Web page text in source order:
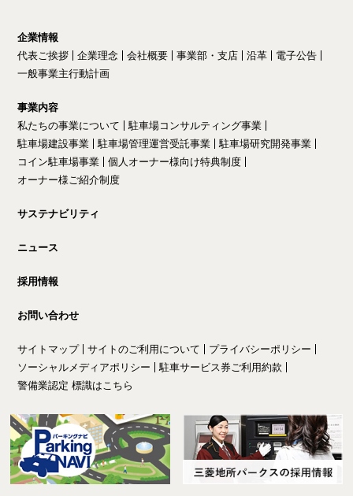
企業情報
代表ご挨拶
企業理念 会社概要 事業部・支店 沿革
電子公告
一般事業主行動計画
事業内容
私たちの事業について
駐車場コンサルティング事業
駐車場建設事業
駐車場管理運営受託事業
駐車場研究開発事業
コイン駐車場事業
個人オーナー様向け特典制度
オーナー様ご紹介制度
サステナビリティ
ニュース
採用情報
お問い合わせ
サイトマップ サイトのご利用について
プライバシーポリシー
ソーシャルメディアポリシー
駐車サービス券ご利用約款
警備業認定 標識はこちら